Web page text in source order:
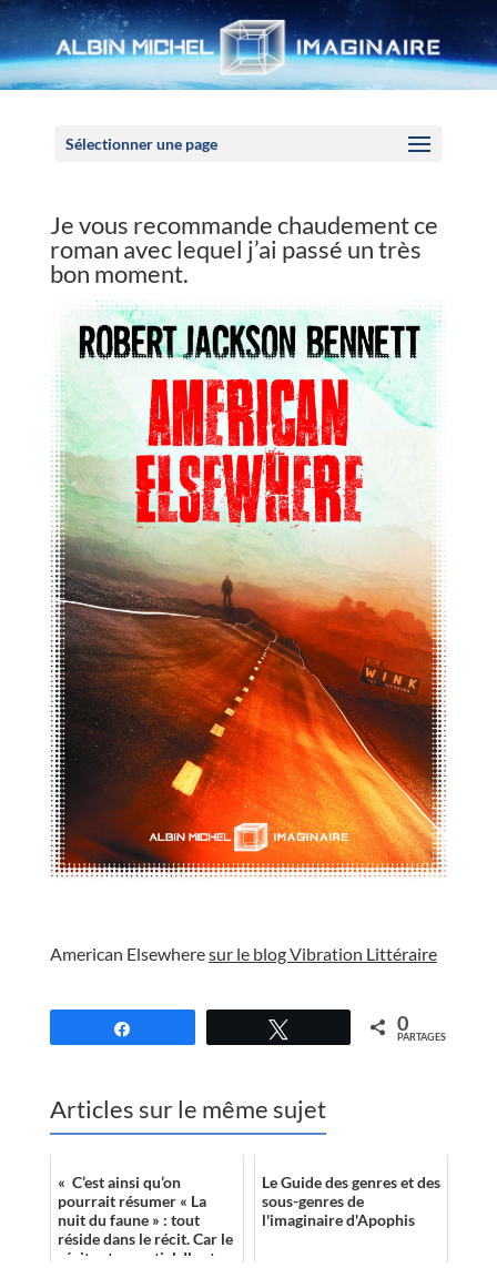
Sélectionner une page
Je vous recommande chaudement ce
roman avec lequel j’ai passé un très
bon moment.
American Elsewheresur le blog Vibration Littéraire
0
PARTAGES
Articles sur le même sujet
« C’est ainsi qu’on
pourrait résumer « La
nuit du faune » : tout
réside dans le récit. Car le
récit est essentiel. Il est au
Le Guide des genres et des
sous-genres de
l'imaginaire d'Apophis
Panneau de gestion des cookies